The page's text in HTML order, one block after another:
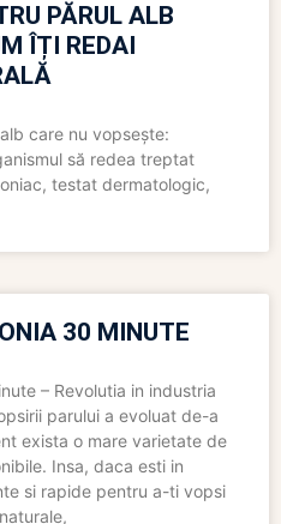
PĂRUL ALB
ÎȚI REDAI
care nu vopsește:
să redea treptat
testat dermatologic,
30 MINUTE
– Revolutia in industria
parului a evoluat de-a
exista o mare varietate de
Insa, daca esti in
si rapide pentru a-ti vopsi